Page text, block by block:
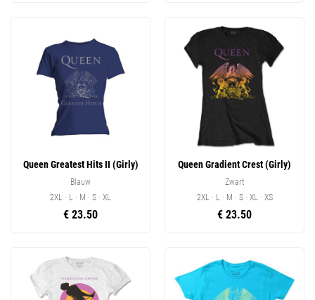
Queen Greatest Hits II (Girly)
Blauw
2XL · L · M · S · XL
€ 23.50
Queen Gradient Crest (Girly)
Zwart
2XL · L · M · S · XL · XS
€ 23.50